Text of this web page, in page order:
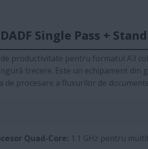
Single Pass +
productivitate pentru formatul A3
trecere. Este un echipament din
procesare a fluxurilor de
Quad-Core: 1.1 GHz pentru